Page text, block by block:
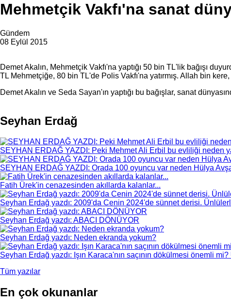
Mehmetçik Vakfı'na sanat
Gündem
08 Eylül 2015
Demet Akalın, Mehmetçik Vakfı'na yaptığı 50 bin TL'lik bağışı
TL Mehmetçiğe, 80 bin TL'de Polis Vakfı'na yatırmış. Allah bin
Demet Akalın ve Seda Sayan'ın yaptığı bu bağışlar, sanat
Seyhan Erdağ
SEYHAN ERDAĞ YAZDI: Peki Mehmet Ali Erbil bu evliliği neden
SEYHAN ERDAĞ YAZDI: Orada 100 oyuncu var neden Hülya
Fatih Ürek'in cenazesinden akıllarda kalanlar...
Seyhan Erdağ yazdı: 2009'da Cenin 2024'de sünnet derisi.
Seyhan Erdağ yazdı: ABACI DÖNÜYOR
Seyhan Erdağ yazdı: Neden ekranda yokum?
Seyhan Erdağ yazdı: Işın Karaca'nın saçının dökülmesi önemli
Tüm yazılar
En çok okunanlar